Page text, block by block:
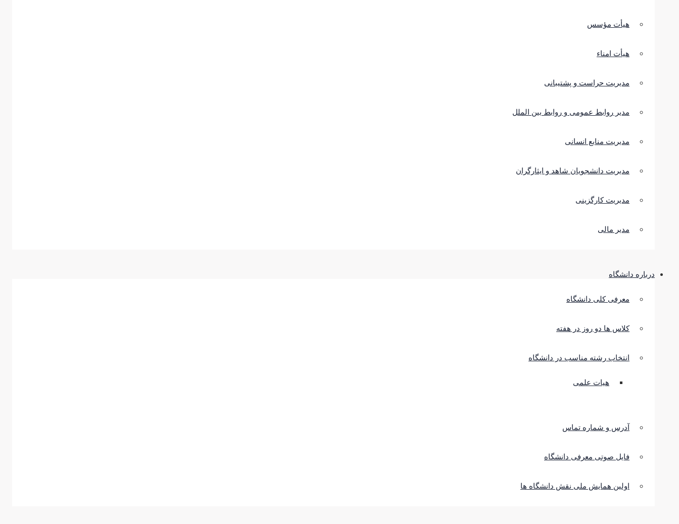
هیأت مؤسس
هیأت امناء
مدیریت حراست و پشتیبانی
مدیر روابط عمومی و روابط بین الملل
مدیریت منابع انسانی
مدیریت دانشجویان شاهد و ایثارگران
مدیریت کارگزینی
مدیر مالی
درباره دانشگاه
معرفی کلی دانشگاه
کلاس ها دو روز در هفته
انتخاب رشته مناسب در دانشگاه
هیات علمی
آدرس و شماره تماس
فایل صوتی معرفی دانشگاه
اولین همایش ملی نقش دانشگاه ها